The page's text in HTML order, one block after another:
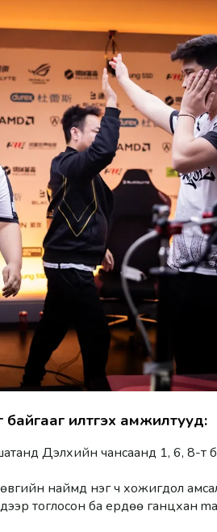
илтгэх амжилтууд:
Дэлхийн чансаанд 1, 6, 8-т
тоглосон ба ердөө ганцхан